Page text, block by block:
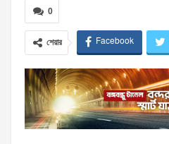
0
শেয়ার Facebook